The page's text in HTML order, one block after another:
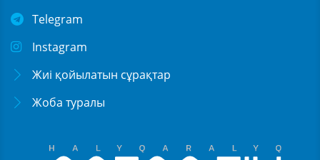
Telegram
Instagram
Жиі қойылатын сұрақтар
Жоба туралы